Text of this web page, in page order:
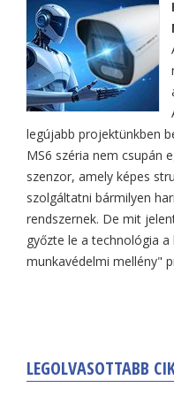
legújabb projektünkben
MS6 széria nem csupán
szenzor, amely képes
szolgáltatni bármilyen
rendszernek. De mit
győzte le a technológia
munkavédelmi mellény"
LEGOLVASOTTABB